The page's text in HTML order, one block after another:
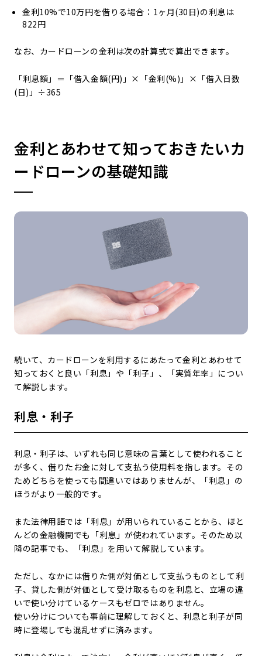
金利10%で10万円を借りる場合：1ヶ月(30日)の利息は
822円
なお、カードローンの金利は次の計算式で算出できます。
「利息額」＝「借入金額(円)」×「金利(%)」×「借入日数
(日)」÷365
金利とあわせて知っておきたいカ
ードローンの基礎知識
続いて、カードローンを利用するにあたって金利とあわせて
知っておくと良い「利息」や「利子」、「実質年率」につい
て解説します。
利息・利子
利息・利子は、いずれも同じ意味の言葉として使われること
が多く、借りたお金に対して支払う使用料を指します。その
ためどちらを使っても間違いではありませんが、「利息」の
ほうがより一般的です。
また法律用語では「利息」が用いられていることから、ほと
んどの金融機関でも「利息」が使われています。そのため以
降の記事でも、「利息」を用いて解説しています。
ただし、なかには借りた側が対価として支払うものとして利
子、貸した側が対価として受け取るものを利息と、立場の違
いで使い分けているケースもゼロではありません。
使い分けについても事前に理解しておくと、利息と利子が同
時に登場しても混乱せずに済みます。